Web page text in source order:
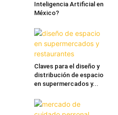
Inteligencia Artificial en
México?
Claves para el diseño y
distribución de espacio
en supermercados y...